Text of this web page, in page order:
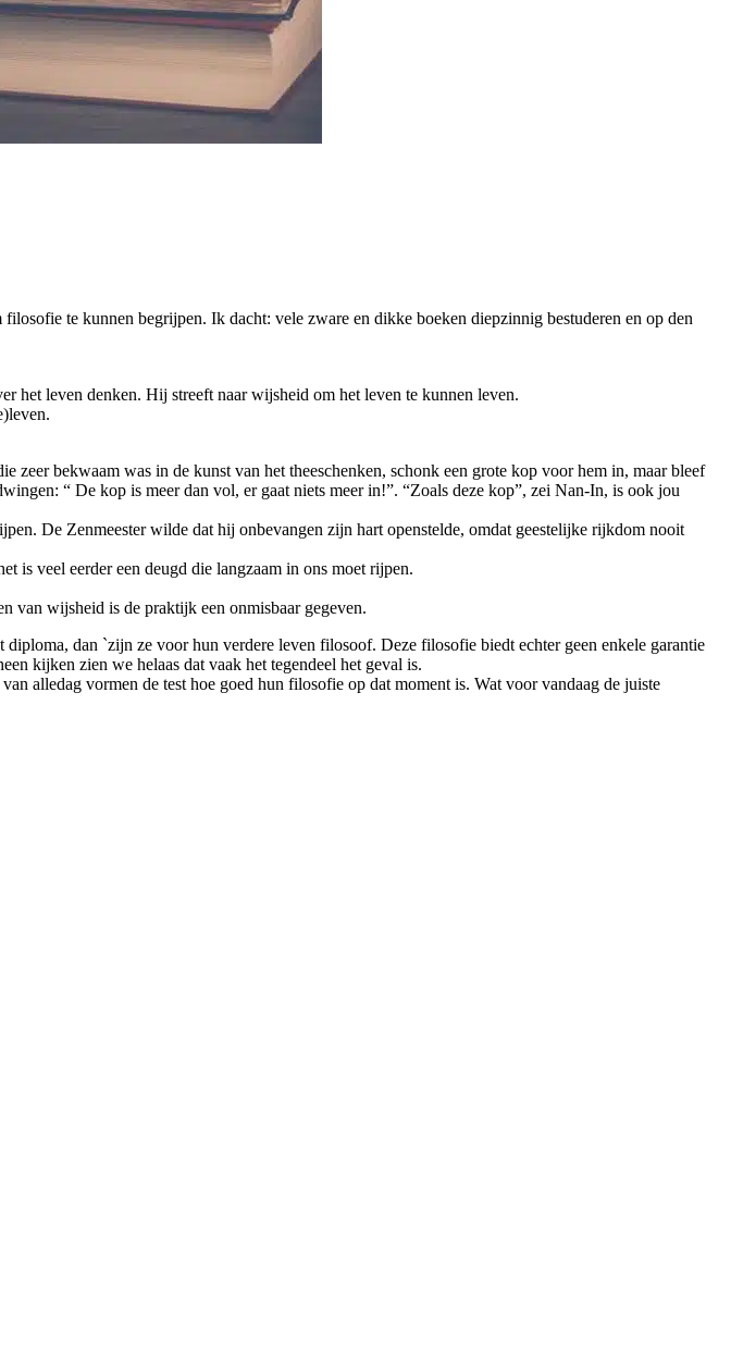
te kunnen begrijpen. Ik dacht: vele zware en dikke boeken diepzinnig bestuderen en op den
het leven denken. Hij streeft naar wijsheid om het leven te kunnen leven.
bekwaam was in de kunst van het theeschenken, schonk een grote kop voor hem in, maar bleef
“ De kop is meer dan vol, er gaat niets meer in!”. “Zoals deze kop”, zei Nan-In, is ook jou
De Zenmeester wilde dat hij onbevangen zijn hart openstelde, omdat geestelijke rijkdom nooit
is veel eerder een deugd die langzaam in ons moet rijpen.
van wijsheid is de praktijk een onmisbaar gegeven.
dan `zijn ze voor hun verdere leven filosoof. Deze filosofie biedt echter geen enkele garantie
kijken zien we helaas dat vaak het tegendeel het geval is.
alledag vormen de test hoe goed hun filosofie op dat moment is. Wat voor vandaag de juiste